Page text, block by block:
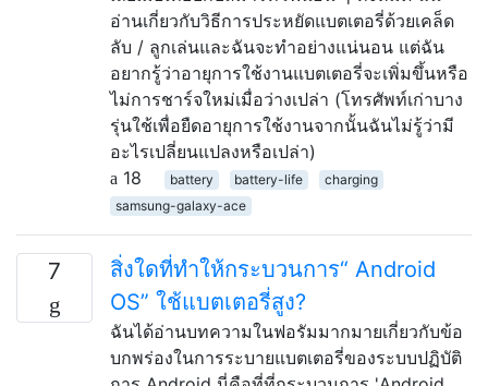
อ่านเกี่ยวกับวิธีการประหยัดแบตเตอรี่ด้วยเคล็ด
ลับ / ลูกเล่นและฉันจะทำอย่างแน่นอน แต่ฉัน
อยากรู้ว่าอายุการใช้งานแบตเตอรี่จะเพิ่มขึ้นหรือ
ไม่การชาร์จใหม่เมื่อว่างเปล่า (โทรศัพท์เก่าบาง
รุ่นใช้เพื่อยืดอายุการใช้งานจากนั้นฉันไม่รู้ว่ามี
อะไรเปลี่ยนแปลงหรือเปล่า)
18
battery battery-life
charging
samsung-galaxy-ace
7
สิ่งใดที่ทำให้กระบวนการ“ Android
OS” ใช้แบตเตอรี่สูง?
ฉันได้อ่านบทความในฟอรัมมากมายเกี่ยวกับข้อ
บกพร่องในการระบายแบตเตอรี่ของระบบปฏิบัติ